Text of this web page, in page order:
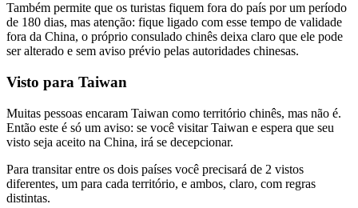
Também permite que os turistas fiquem fora do país por um período
de 180 dias, mas atenção: fique ligado com esse tempo de validade
fora da China, o próprio consulado chinês deixa claro que ele pode
ser alterado e sem aviso prévio pelas autoridades chinesas.
Visto para Taiwan
Muitas pessoas encaram Taiwan como território chinês, mas não é.
Então este é só um aviso: se você visitar Taiwan e espera que seu
visto seja aceito na China, irá se decepcionar.
Para transitar entre os dois países você precisará de 2 vistos
diferentes, um para cada território, e ambos, claro, com regras
distintas.